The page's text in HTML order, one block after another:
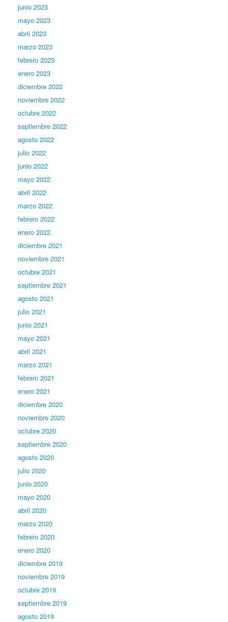
junio 2023
mayo 2023
abril 2023
marzo 2023
febrero 2023
enero 2023
diciembre 2022
noviembre 2022
octubre 2022
septiembre 2022
agosto 2022
julio 2022
junio 2022
mayo 2022
abril 2022
marzo 2022
febrero 2022
enero 2022
diciembre 2021
noviembre 2021
octubre 2021
septiembre 2021
agosto 2021
julio 2021
junio 2021
mayo 2021
abril 2021
marzo 2021
febrero 2021
enero 2021
diciembre 2020
noviembre 2020
octubre 2020
septiembre 2020
agosto 2020
julio 2020
junio 2020
mayo 2020
abril 2020
marzo 2020
febrero 2020
enero 2020
diciembre 2019
noviembre 2019
octubre 2019
septiembre 2019
agosto 2019